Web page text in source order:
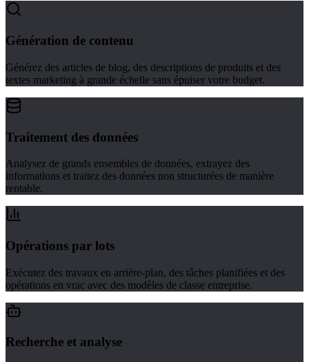
Génération de contenu
Générez des articles de blog, des descriptions de produits et des
textes marketing à grande échelle sans épuiser votre budget.
Traitement des données
Analysez de grands ensembles de données, extrayez des
informations et traitez des données non structurées de manière
rentable.
Opérations par lots
Exécutez des travaux en arrière-plan, des tâches planifiées et des
opérations en vrac avec des modèles de classe entreprise.
Recherche et analyse